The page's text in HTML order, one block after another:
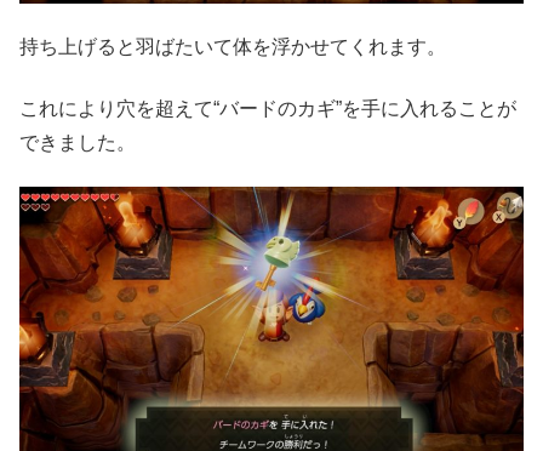
持ち上げると羽ばたいて体を浮かせてくれます。
これにより穴を超えて“バードのカギ”を手に入れることが
できました。